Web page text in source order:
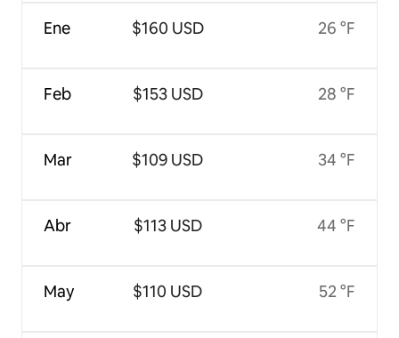
Ene
Feb
Mar
Abr
May
$160 USD
$153 USD
$109 USD
$113 USD
$110 USD
26 °F
28 °F
34 °F
44 °F
52 °F